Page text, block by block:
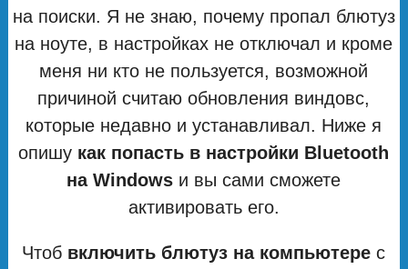
на поиски. Я не знаю, почему пропал блютуз
на ноуте, в настройках не отключал и кроме
меня ни кто не пользуется, возможной
причиной считаю обновления виндовс,
которые недавно и устанавливал. Ниже я
опишу как попасть в настройки Bluetooth
на Windows и вы сами сможете
активировать его.
Чтоб включить блютуз на компьютере с